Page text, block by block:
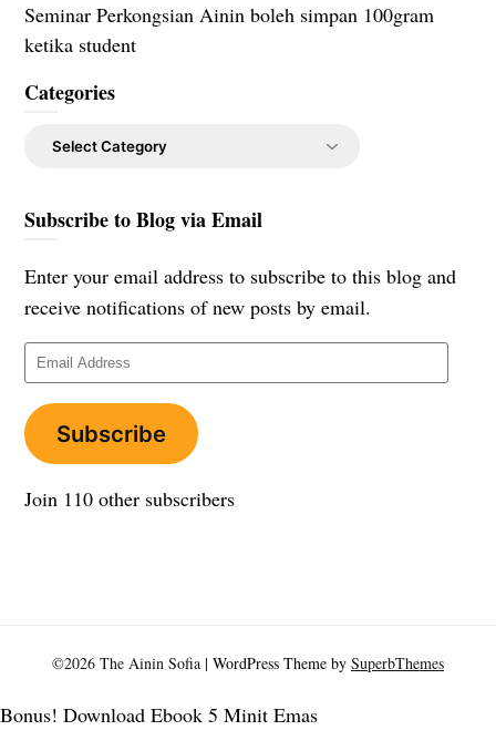
Seminar Perkongsian Ainin boleh simpan 100gram
ketika student
Categories
Categories
Subscribe to Blog via Email
Enter your email address to subscribe to this blog and
receive notifications of new posts by email.
Email
Address
Subscribe
Join 110 other subscribers
©2026 The Ainin Sofia | WordPress Theme by SuperbThemes
Bonus! Download Ebook 5 Minit Emas